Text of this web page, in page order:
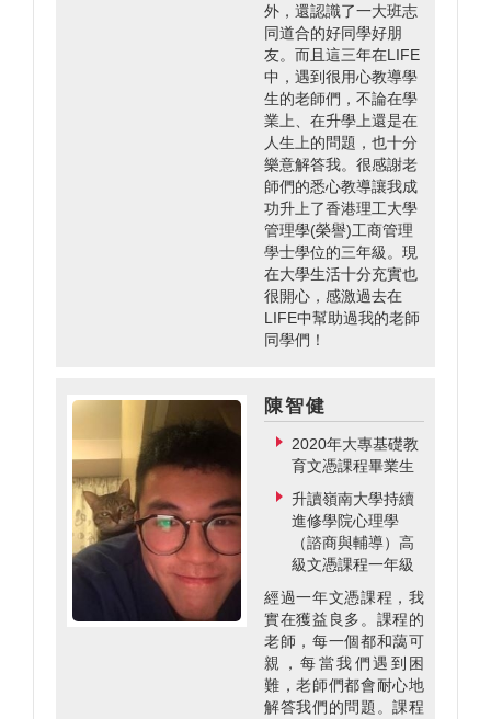
外，還認識了一大班志
同道合的好同學好朋
友。而且這三年在LIFE
中，遇到很用心教導學
生的老師們，不論在學
業上、在升學上還是在
人生上的問題，也十分
樂意解答我。很感謝老
師們的悉心教導讓我成
功升上了香港理工大學
管理學(榮譽)工商管理
學士學位的三年級。現
在大學生活十分充實也
很開心，感激過去在
LIFE中幫助過我的老師
同學們！
陳智健
2020年大專基礎教
育文憑課程畢業生
升讀嶺南大學持續
進修學院心理學
（諮商與輔導）高
級文憑課程一年級
經過一年文憑課程，我
實在獲益良多。課程的
老師，每一個都和藹可
親，每當我們遇到困
難，老師們都會耐心地
解答我們的問題。課程